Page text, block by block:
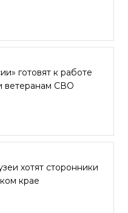
готовят к работе
ветеранам СВО
хотят сторонники
крае